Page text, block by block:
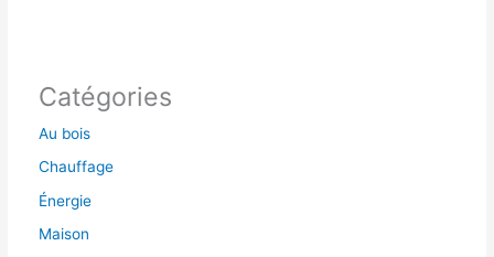
Catégories
Au bois
Chauffage
Énergie
Maison